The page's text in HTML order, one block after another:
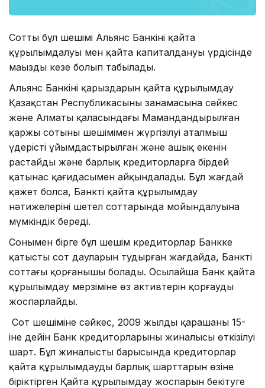
Соттың бұл шешімі Альянс Банкінің қайта
құрылымдалуы мен қайта капиталдануы үрдісінде
маңызды кезең болып табылады.
Альянс Банкінің қарыздарын қайта құрылымдау
Қазақстан Республикасының заңнамасына сәйкес
және Алматы қаласындағы Мамандандырылған
қаржы сотының шешімімен жүргізілуі аталмыш
үдерістің ұйымдастырылған және ашық екенін
растайды және барлық кредиторларға бірдей
қатынас қағидасымен айқындалады. Бұл жағдай
қажет болса, Банктің қайта құрылымдау
нәтижелерінің шетел соттарында мойындалуына
мүмкіндік береді.
Сонымен бірге бұл шешім кредиторлар Банкке
қатысты сот дауларын тудырған жағдайда, Банктің
соттағы қорғанышы болады. Осылайша Банк қайта
құрылымдау мерзіміне өз активтерін қорғауды
жоспарлайды.
Сот шешіміне сәйкес, 2009 жылдың қарашаның 15-
іне дейін Банк кредиторларының жиналысы өткізілуі
шарт. Бұл жиналыстың барысында кредиторлар
қайта құрылымдаудың барлық шарттарын өзіне
біріктірген Қайта құрылымдау жоспарын бекітуге